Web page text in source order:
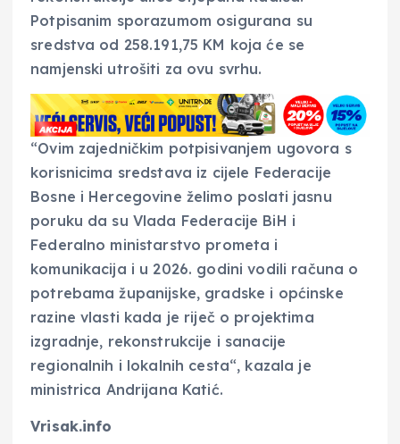
Potpisanim sporazumom osigurana su
sredstva od 258.191,75 KM koja će se
namjenski utrošiti za ovu svrhu.
“Ovim zajedničkim potpisivanjem ugovora s
korisnicima sredstava iz cijele Federacije
Bosne i Hercegovine želimo poslati jasnu
poruku da su Vlada Federacije BiH i
Federalno ministarstvo prometa i
komunikacija i u 2026. godini vodili računa o
potrebama županijske, gradske i općinske
razine vlasti kada je riječ o projektima
izgradnje, rekonstrukcije i sanacije
regionalnih i lokalnih cesta“, kazala je
ministrica Andrijana Katić.
Vrisak.info